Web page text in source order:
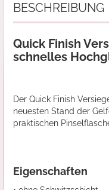
BESCHREIBUNG
Quick Finish
schnelles
Der Quick Finish
neuesten Stand der
praktischen
Eigenschaften